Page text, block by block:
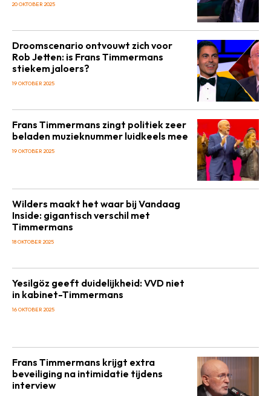
20 OKTOBER 2025
Droomscenario ontvouwt zich voor
Rob Jetten: is Frans Timmermans
stiekem jaloers?
19 OKTOBER 2025
Frans Timmermans zingt politiek zeer
beladen muzieknummer luidkeels mee
19 OKTOBER 2025
Wilders maakt het waar bij Vandaag
Inside: gigantisch verschil met
Timmermans
18 OKTOBER 2025
Yesilgöz geeft duidelijkheid: VVD niet
in kabinet-Timmermans
16 OKTOBER 2025
Frans Timmermans krijgt extra
beveiliging na intimidatie tijdens
interview